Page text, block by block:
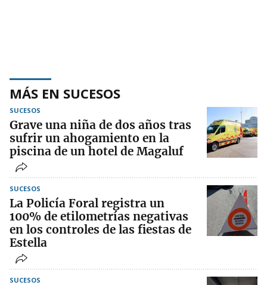
MÁS EN SUCESOS
SUCESOS
Grave una niña de dos años tras
sufrir un ahogamiento en la
piscina de un hotel de Magaluf
SUCESOS
La Policía Foral registra un
100% de etilometrías negativas
en los controles de las fiestas de
Estella
SUCESOS